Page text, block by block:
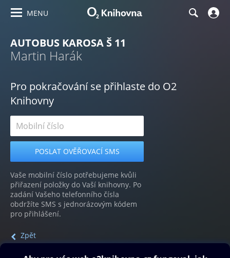
MENU
AUTOBUS KAROSA Š 11
Martin Harák
Pro pokračování se přihlaste do O2
Knihovny
Vaše mobilní číslo potřebujeme kvůli
přiřazení položky do Vaší knihovny. Po
zadání Vašeho telefonního čísla
obdržíte SMS s jednorázovým kódem
pro přihlášení.
Zpět